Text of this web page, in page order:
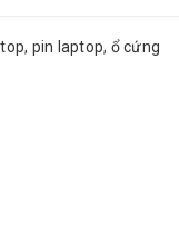
pin laptop, ổ cứng